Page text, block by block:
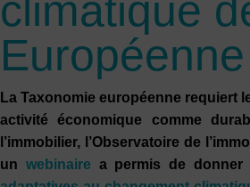
climatique
La Taxonomie européenne requiert
activité économique comme
l’immobilier, l’Observatoire de
un webinaire a permis de donner